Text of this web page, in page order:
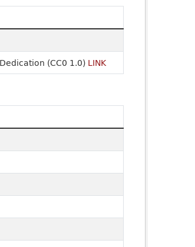
(CC0 1.0) LINK